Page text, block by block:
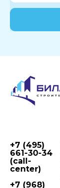
+7 (495)
661-30-34
(call-
center)
+7 (968)